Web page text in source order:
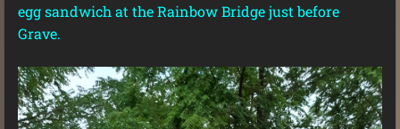
egg sandwich at the Rainbow Bridge just before
Grave.